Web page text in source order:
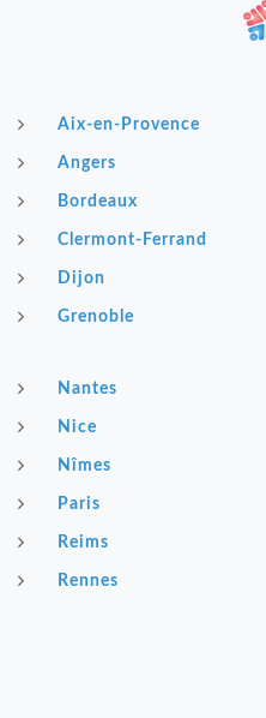
Aix-en-Provence
Angers
Bordeaux
Clermont-Ferrand
Dijon
Grenoble
Nantes
Nice
Nîmes
Paris
Reims
Rennes